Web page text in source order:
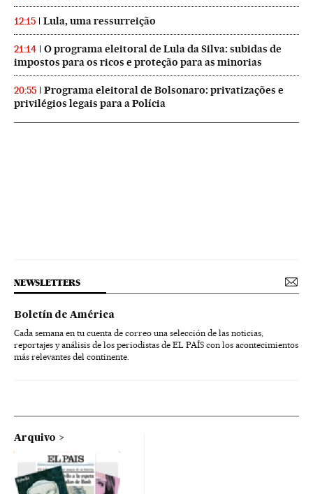
12:15 Lula, uma ressurreição
21:14
O programa eleitoral de Lula da Silva: subidas de
impostos para os ricos e proteção para as minorias
20:55
Programa eleitoral de Bolsonaro: privatizações e
privilégios legais para a Polícia
NEWSLETTERS
Boletín de América
Cada semana en tu cuenta de correo una selección de las noticias,
reportajes y análisis de los periodistas de EL PAÍS con los acontecimientos
más relevantes del continente.
Arquivo